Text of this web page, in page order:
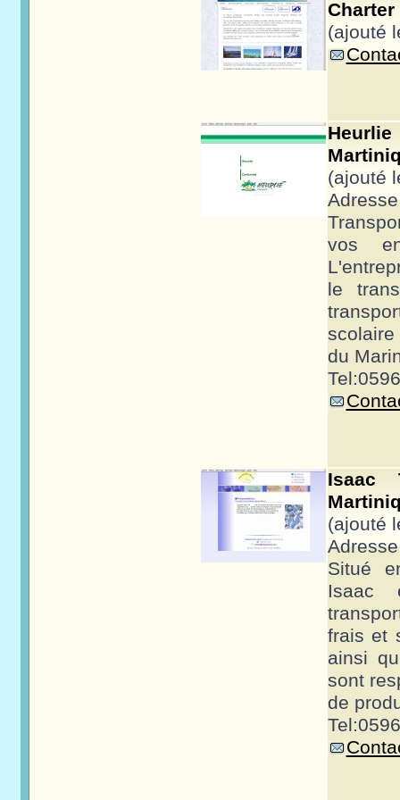
Charter
(ajouté
(ajouté
vos
le
scolaire
du
Isaac
(ajouté
Situé
Isaac
frais et
ainsi
sont
de